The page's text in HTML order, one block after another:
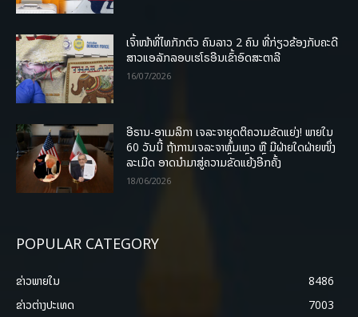
ເຈົ້າໜ້າທີ່ໄທກັກຕົວ ຄົນລາວ 2 ຄົນ ທີ່ກ່ຽວຂ້ອງກັບຄະດີ
ສາວແອລັກລອບເຮໂຣອີນເຂົ້າອົດສະຕາລີ
16/07/2026
ອີຣານ-ອາເມລິກາ ເຈລະຈາຍຸດຕິຄວາມຂັດແຍ່ງ! ພາຍໃນ
60 ວັນນີ້ ຖ້າການເຈລະຈາຫຼົ້ມເຫຼວ ຫຼື ມີຝ່າຍໃດຝ່າຍໜຶ່ງ
ລະເມີດ ອາດນໍາມາສູ່ຄວາມຂັດແຍ້ງອີກຄັ້ງ
18/06/2026
POPULAR CATEGORY
ຂ່າວພາຍ​ໃນ
8486
ຂ່າວຕ່າງປະເທດ
7003